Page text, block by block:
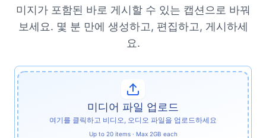
미지가 포함된 바로 게시할 수 있는 캡션으로 바꿔
보세요. 몇 분 만에 생성하고, 편집하고, 게시하세
요.
미디어 파일 업로드
여기를 클릭하고 비디오, 오디오 파일을 업로드하세요
Up to 20 items · Max 2GB each